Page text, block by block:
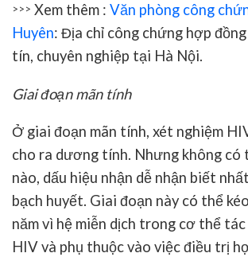
>>> Xem thêm : Văn phòng công
Huyên: Địa chỉ công chứng hợp
tín, chuyên nghiệp tại Hà Nội.
Giai đoạn mãn tính
Ở giai đoạn mãn tính, xét nghiệm
cho ra dương tính. Nhưng không có
nào, dấu hiệu nhận dễ nhận biết
bạch huyết. Giai đoạn này có thể
năm vì hệ miễn dịch trong cơ thể
HIV và phụ thuộc vào việc điều trị